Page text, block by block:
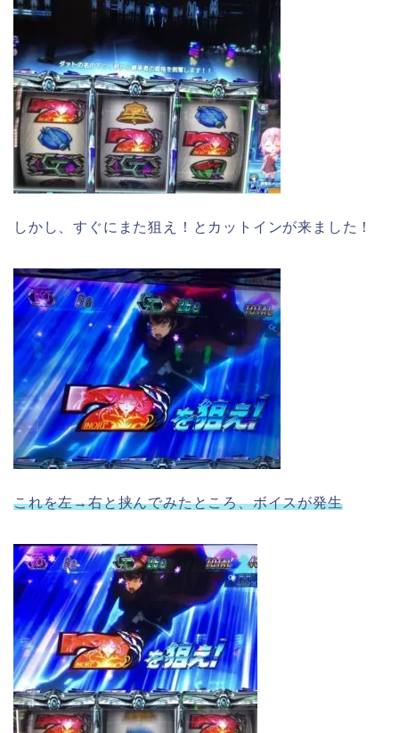
しかし、すぐにまた狙え！とカットインが来ました！
これを左→右と挟んでみたところ、ボイスが発生